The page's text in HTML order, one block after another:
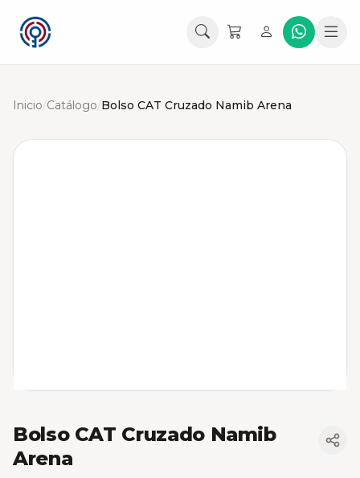
Inicio/Catálogo/Bolso CAT Cruzado Namib Arena
Bolso CAT Cruzado Namib
Arena